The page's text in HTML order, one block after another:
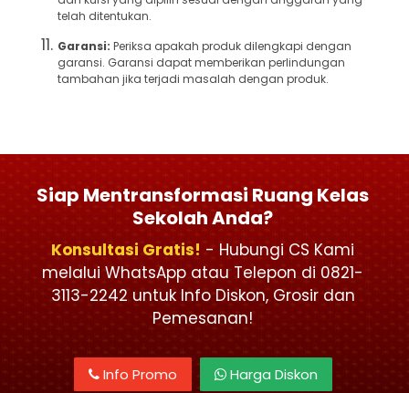
telah ditentukan.
Garansi: Periksa apakah produk dilengkapi dengan
garansi. Garansi dapat memberikan perlindungan
tambahan jika terjadi masalah dengan produk.
Siap Mentransformasi Ruang Kelas
Sekolah Anda?
Konsultasi Gratis! - Hubungi CS Kami
melalui WhatsApp atau Telepon di 0821-
3113-2242 untuk Info Diskon, Grosir dan
Pemesanan!
Info Promo Harga Diskon